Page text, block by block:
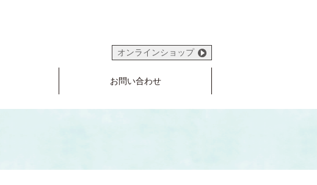
オンラインショップ
お問い合わせ